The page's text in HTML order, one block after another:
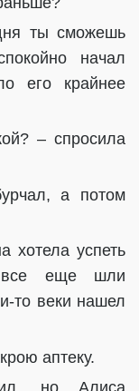
ты сможешь
начал
его крайнее
– спросила
а потом
хотела успеть
все еще шли
то веки нашел
аптеку.
но Алиса